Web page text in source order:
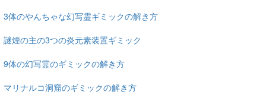
3体のやんちゃな幻写霊ギミックの解き方
謎煙の主の3つの炎元素装置ギミック
9体の幻写霊のギミックの解き方
マリナルコ洞窟のギミックの解き方